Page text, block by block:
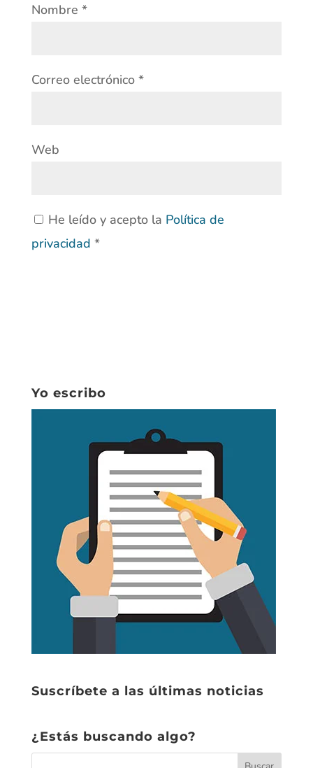
Nombre *
Correo electrónico *
Web
He leído y acepto la Política de
privacidad *
Yo escribo
Suscríbete a las últimas noticias
¿Estás buscando algo?